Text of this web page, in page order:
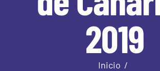
2019
Inicio